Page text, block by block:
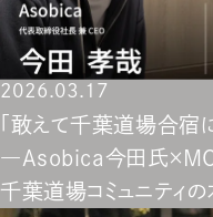
2026.03.17
「敢えて千葉道場合宿
―Asobica今田氏
千葉道場コミュニティ